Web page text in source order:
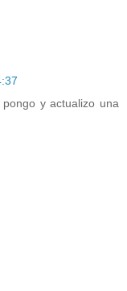
y actualizo una